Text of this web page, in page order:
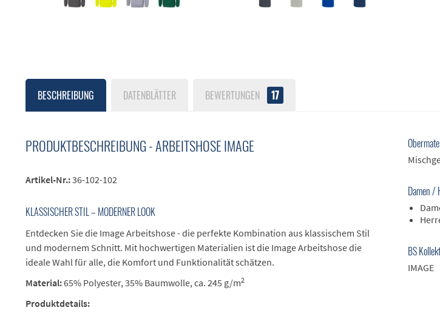
BESCHREIBUNG DATENBLÄTTER BEWERTUNGEN 17
PRODUKTBESCHREIBUNG - ARBEITSHOSE IMAGE
Artikel-Nr.:36-102-102
KLASSISCHER STIL – MODERNER LOOK
Entdecken Sie die Image Arbeitshose - die perfekte Kombination aus klassischem Stil
und modernem Schnitt. Mit hochwertigen Materialien ist die Image Arbeitshose die
ideale Wahl für alle, die Komfort und Funktionalität schätzen.
Material:65% Polyester, 35% Baumwolle, ca. 245 g/m2
Produktdetails:
Damen /
BS
IMAGE